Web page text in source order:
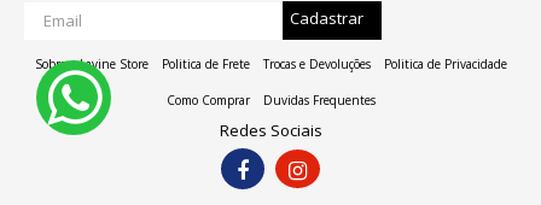
Cadastrar
Sobre a Lavine Store Politica de Frete Trocas e Devoluções Politica de Privacidade
Como Comprar Duvidas Frequentes
Redes Sociais